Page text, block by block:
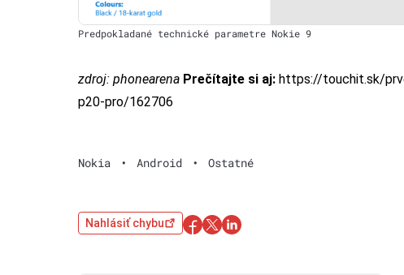
Predpokladané technické parametre Nokie 9
zdroj: phonearena Prečítajte si aj: https://touchit.sk/
p20-pro/162706
Nokia • Android • Ostatné
Nahlásiť chybu